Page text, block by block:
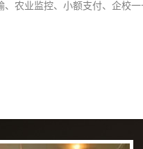
、农业监控、小额支付、企校一